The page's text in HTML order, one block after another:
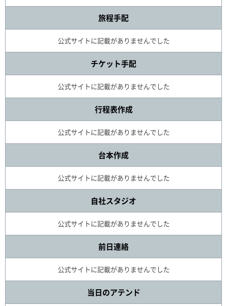
旅程手配
公式サイトに記載がありませんでした
チケット手配
公式サイトに記載がありませんでした
行程表作成
公式サイトに記載がありませんでした
台本作成
公式サイトに記載がありませんでした
自社スタジオ
公式サイトに記載がありませんでした
前日連絡
公式サイトに記載がありませんでした
当日のアテンド